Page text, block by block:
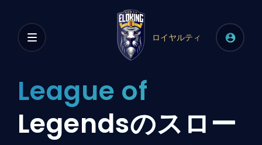
ロイヤルティ
League of
Legendsのスロー